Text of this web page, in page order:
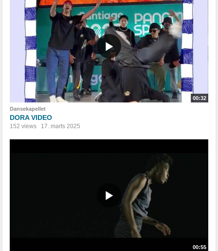
00:32
Dansekapellet
DORA VIDEO
152 views 17. marts 2025
00:55